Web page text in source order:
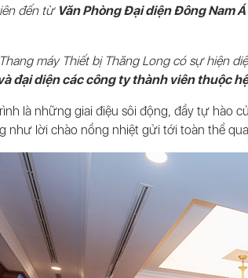
đến từ Văn Phòng Đại diện Đông Nam
máy Thiết bị Thăng Long có sự hiện
đại diện các công ty thành viên thuộc
là những giai điệu sôi động, đầy tự hào
như lời chào nồng nhiệt gửi tới toàn thể